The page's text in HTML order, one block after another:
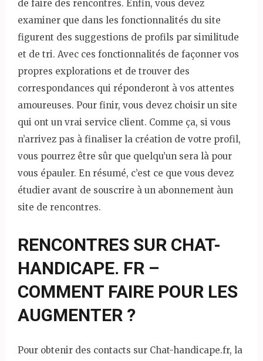
de faire des rencontres. Enfin, vous devez
examiner que dans les fonctionnalités du site
figurent des suggestions de profils par similitude
et de tri. Avec ces fonctionnalités de façonner vos
propres explorations et de trouver des
correspondances qui réponderont à vos attentes
amoureuses. Pour finir, vous devez choisir un site
qui ont un vrai service client. Comme ça, si vous
n’arrivez pas à finaliser la création de votre profil,
vous pourrez être sûr que quelqu’un sera là pour
vous épauler. En résumé, c’est ce que vous devez
étudier avant de souscrire à un abonnement àun
site de rencontres.
RENCONTRES SUR CHAT-
HANDICAPE. FR –
COMMENT FAIRE POUR LES
AUGMENTER ?
Pour obtenir des contacts sur Chat-handicape.fr, la